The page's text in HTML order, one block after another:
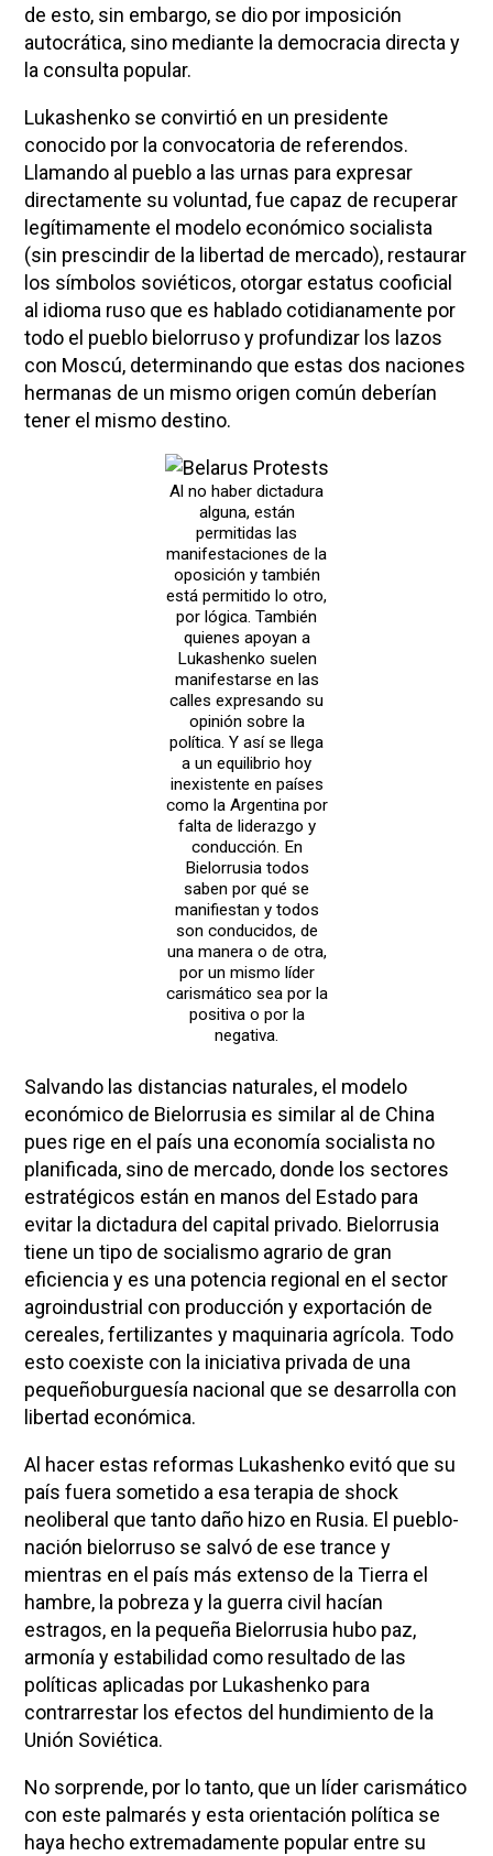
de esto, sin embargo, se dio por imposición
autocrática, sino mediante la democracia directa y
la consulta popular.
Lukashenko se convirtió en un presidente
conocido por la convocatoria de referendos.
Llamando al pueblo a las urnas para expresar
directamente su voluntad, fue capaz de recuperar
legítimamente el modelo económico socialista
(sin prescindir de la libertad de mercado), restaurar
los símbolos soviéticos, otorgar estatus cooficial
al idioma ruso que es hablado cotidianamente por
todo el pueblo bielorruso y profundizar los lazos
con Moscú, determinando que estas dos naciones
hermanas de un mismo origen común deberían
tener el mismo destino.
Al no haber dictadura
alguna, están
permitidas las
manifestaciones de la
oposición y también
está permitido lo otro,
por lógica. También
quienes apoyan a
Lukashenko suelen
manifestarse en las
calles expresando su
opinión sobre la
política. Y así se llega
a un equilibrio hoy
inexistente en países
como la Argentina por
falta de liderazgo y
conducción. En
Bielorrusia todos
saben por qué se
manifiestan y todos
son conducidos, de
una manera o de otra,
por un mismo líder
carismático sea por la
positiva o por la
negativa.
Salvando las distancias naturales, el modelo
económico de Bielorrusia es similar al de China
pues rige en el país una economía socialista no
planificada, sino de mercado, donde los sectores
estratégicos están en manos del Estado para
evitar la dictadura del capital privado. Bielorrusia
tiene un tipo de socialismo agrario de gran
eficiencia y es una potencia regional en el sector
agroindustrial con producción y exportación de
cereales, fertilizantes y maquinaria agrícola. Todo
esto coexiste con la iniciativa privada de una
pequeñoburguesía nacional que se desarrolla con
libertad económica.
Al hacer estas reformas Lukashenko evitó que su
país fuera sometido a esa terapia de shock
neoliberal que tanto daño hizo en Rusia. El pueblo-
nación bielorruso se salvó de ese trance y
mientras en el país más extenso de la Tierra el
hambre, la pobreza y la guerra civil hacían
estragos, en la pequeña Bielorrusia hubo paz,
armonía y estabilidad como resultado de las
políticas aplicadas por Lukashenko para
contrarrestar los efectos del hundimiento de la
Unión Soviética.
No sorprende, por lo tanto, que un líder carismático
con este palmarés y esta orientación política se
haya hecho extremadamente popular entre su